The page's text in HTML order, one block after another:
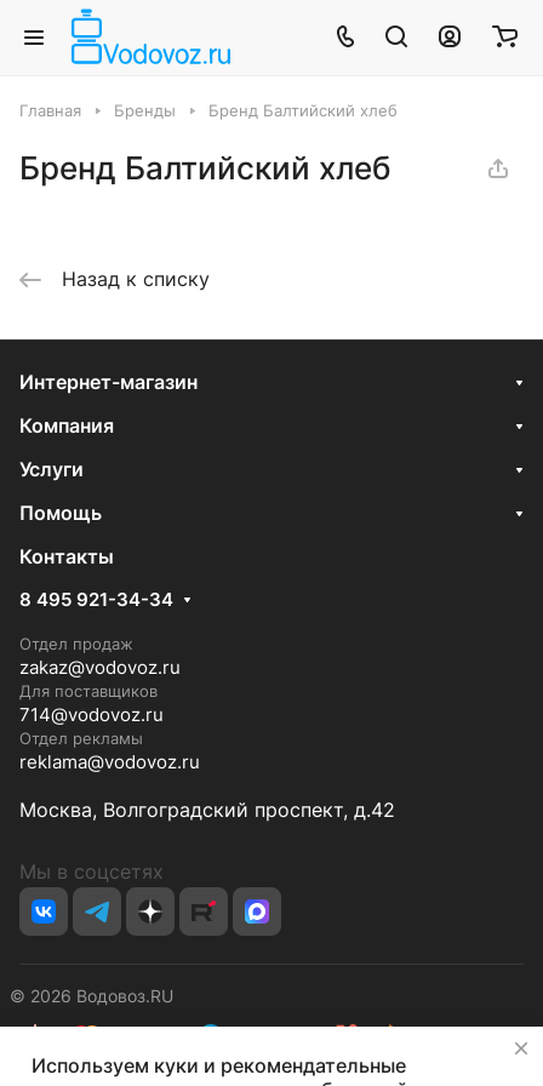
Главная Бренды Бренд Балтийский хлеб
Бренд Балтийский хлеб
Назад к списку
Интернет-магазин
Компания
Услуги
Помощь
Контакты
8 495 921-34-34
Отдел продаж
zakaz@vodovoz.ru
Для поставщиков
714@vodovoz.ru
Отдел рекламы
reklama@vodovoz.ru
Москва, Волгоградский проспект, д.42
Мы в соцсетях
© 2026 Водовоз.RU
КонфиденциальностьОферта
Используем куки и рекомендательные